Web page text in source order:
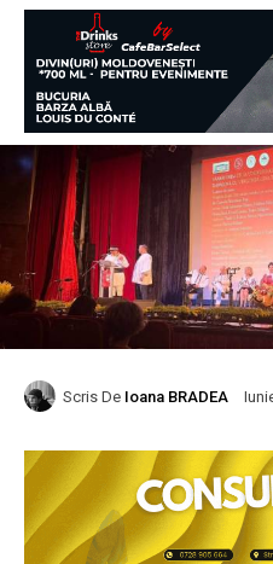
Scris De Ioana BRADEA